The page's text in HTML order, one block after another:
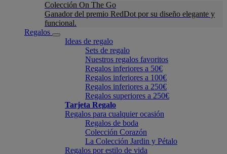
Colección On The Go
Ganador del premio RedDot por su diseño elegante y
funcional.
Regalos
Ideas de regalo
Sets de regalo
Nuestros regalos favoritos
Regalos inferiores a 50€
Regalos inferiores a 100€
Regalos inferiores a 250€
Regalos superiores a 250€
Tarjeta Regalo
Regalos para cualquier ocasión
Regalos de boda
Colección Corazón
La Colección Jardin y Pétalo
Regalos por estilo de vida